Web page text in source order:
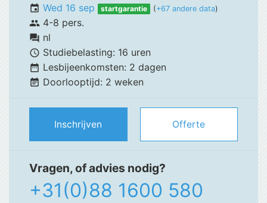
event Wed 16 sep startgarantie (+67 andere data)
group 4-8 pers.
forum nl
schedule Studiebelasting: 16 uren
date_range Lesbijeenkomsten: 2 dagen
event_note Doorlooptijd: 2 weken
Inschrijven Offerte
Vragen, of advies nodig?
+31(0)88 1600 580